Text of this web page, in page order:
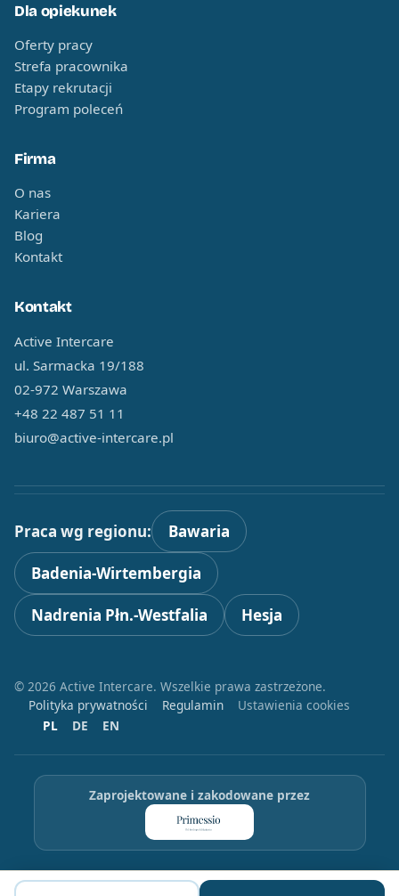
Dla opiekunek
Oferty pracy
Strefa pracownika
Etapy rekrutacji
Program poleceń
Firma
O nas
Kariera
Blog
Kontakt
Kontakt
Active Intercare
ul. Sarmacka 19/188
02-972 Warszawa
+48 22 487 51 11
biuro@active-intercare.pl
Praca wg regionu: Bawaria
Badenia-Wirtembergia
Nadrenia Płn.-Westfalia Hesja
© 2026 Active Intercare. Wszelkie prawa zastrzeżone.
Polityka prywatności
Regulamin
Ustawienia cookies
PL
DE EN
Zaprojektowane i zakodowane przez